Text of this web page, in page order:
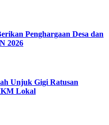
Penghargaan Desa dan
2026
Unjuk Gigi Ratusan
Lokal